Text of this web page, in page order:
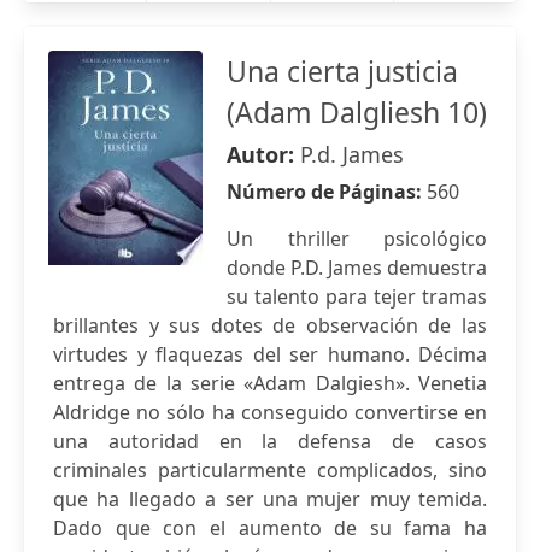
Una cierta justicia
(Adam Dalgliesh 10)
Autor: P.d. James
Número de Páginas: 560
Un thriller psicológico
donde P.D. James demuestra
su talento para tejer tramas
brillantes y sus dotes de observación de las
virtudes y flaquezas del ser humano. Décima
entrega de la serie «Adam Dalgiesh». Venetia
Aldridge no sólo ha conseguido convertirse en
una autoridad en la defensa de casos
criminales particularmente complicados, sino
que ha llegado a ser una mujer muy temida.
Dado que con el aumento de su fama ha